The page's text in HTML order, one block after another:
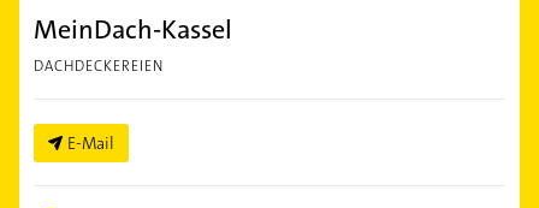
MeinDach-Kassel
DACHDECKEREIEN
E-Mail